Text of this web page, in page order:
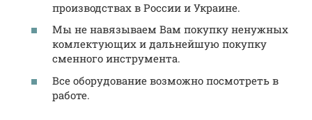
производствах в России и Украине.
Мы не навязываем Вам покупку ненужных
комлектующих и дальнейшую покупку
сменного инструмента.
Все оборудование возможно посмотреть в
работе.